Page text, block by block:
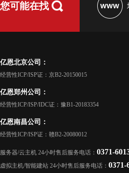
您可能在找
亿恩北京公司：
经营性ICP/ISP证：京B2-20150015
亿恩郑州公司：
经营性ICP/ISP/IDC证：豫B1-20183354
亿恩南昌公司：
经营性ICP/ISP证：赣B2-20080012
服务器/云主机 24小时售后服务电话： 0371-
虚拟主机/智能建站 24小时售后服务电话： 0371-